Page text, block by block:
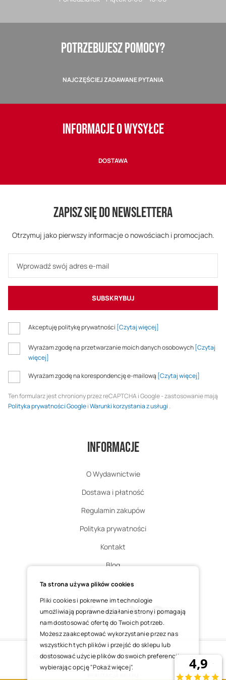
POTRZEBUJESZ POMOCY?
NAJCZĘŚCIEJ ZADAWANE PYTANIA
INFORMACJE O WYSYŁCE
DOSTAWA
ZAPISZ SIĘ DO NEWSLETTERA
Otrzymuj jako pierwszy informacje o nowościach i promocjach.
SUBSKRYBUJ
Akceptuję politykę prywatności [Czytaj więcej]
Wyrażam zgodę na przetwarzanie moich danych osobowych[Czytaj
więcej]
Wyrażam zgodę na korespondencję e-mailową [Czytaj więcej]
Ten formularz jest chroniony przez reCAPTCHA i Google - zastosowanie mają
Polityka prywatności GoogleiWarunki korzystania z usługi .
Informacje
O Wydawnictwie
Dostawa i płatność
Regulamin zakupów
Polityka prywatności
Kontakt
Blog
Zgłoś zwrot
InstagramFacebookYoutube
X Pinterest
COPYRIGHT © 2025 ŚWIĘTY WOJCIECH DOM MEDIALNY SP. Z O.O.
Ta strona używa plików cookies
Pliki cookies i pokrewne im technologie
umożliwiają poprawne działanie strony i pomagają
nam dostosować ofertę do Twoich potrzeb.
Możesz zaakceptować wykorzystanie przez nas
wszystkich tych plików i przejść do sklepu lub
dostosować użycie plików do swoich preferencji,
wybierając opcję "Pokaż więcej".